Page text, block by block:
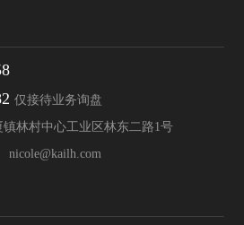
仅接待业务询盘
林村中心工业区林东二路1号
nicole@kailh.com